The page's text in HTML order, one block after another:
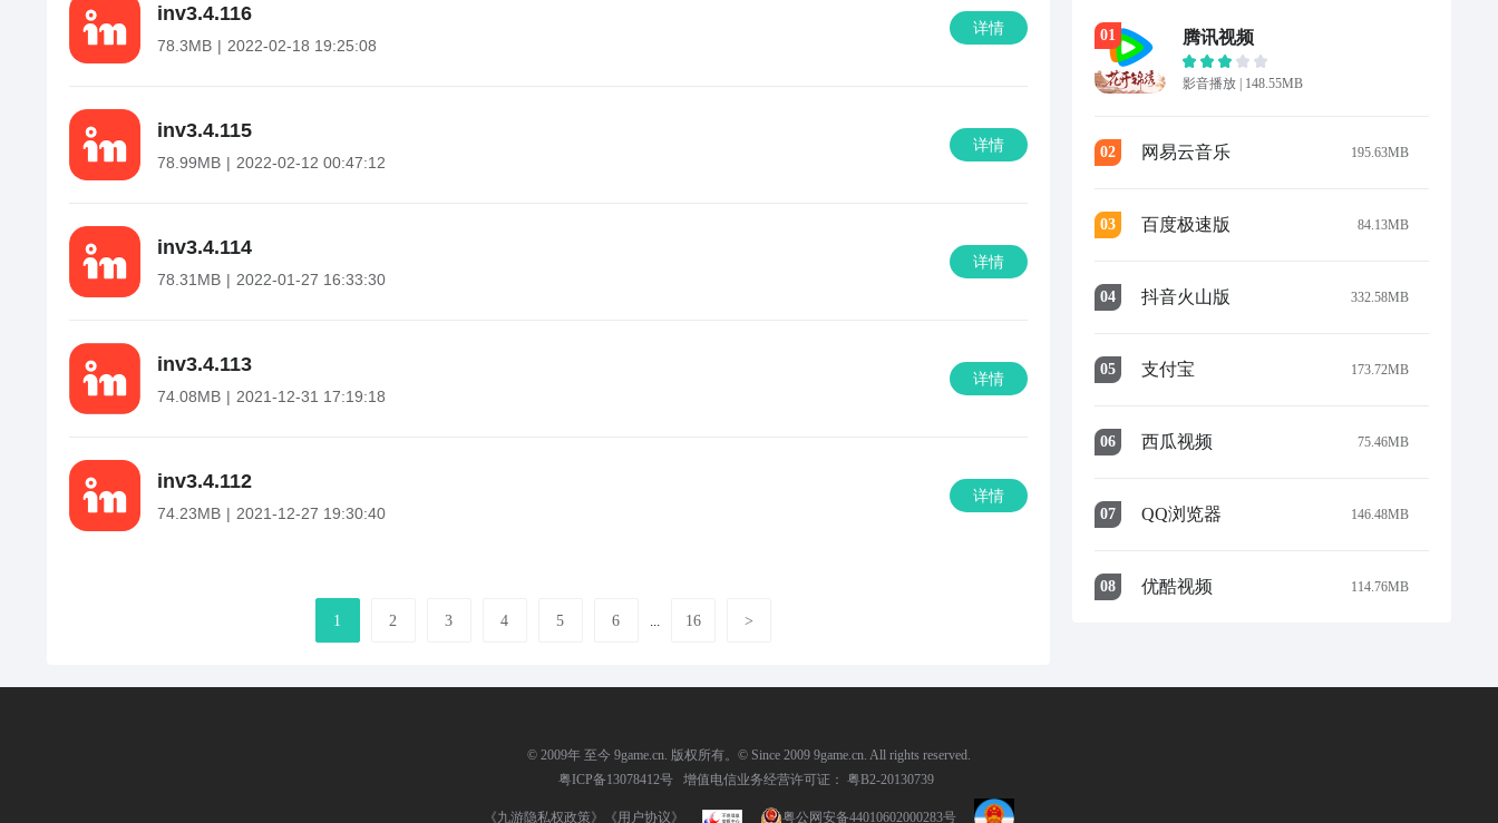
inv3.4.116
78.3MB 2022-02-18 19:25:08
详情
inv3.4.115
78.99MB 2022-02-12 00:47:12
详情
inv3.4.114
78.31MB 2022-01-27 16:33:30
详情
inv3.4.113
74.08MB 2021-12-31 17:19:18
详情
inv3.4.112
74.23MB 2021-12-27 19:30:40
详情
1 2 3 4 5 6 ... 16 >
01 腾讯视频
影音播放 | 148.55MB
02 网易云音乐 195.63MB
03 百度极速版 84.13MB
04 抖音火山版 332.58MB
05 支付宝 173.72MB
06 西瓜视频 75.46MB
07 QQ浏览器 146.48MB
08 优酷视频 114.76MB
© 2009年 至今 9game.cn. 版权所有。© Since 2009 9game.cn. All rights reserved.
粤ICP备13078412号
增值电信业务经营许可证： 粤B2-20130739
《九游隐私权政策》 《用户协议》 粤公网安备44010602000283号